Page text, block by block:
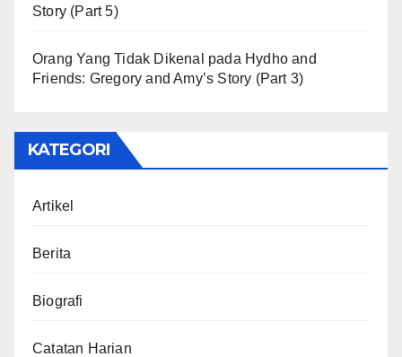
Story (Part 5)
Orang Yang Tidak Dikenal pada Hydho and
Friends: Gregory and Amy’s Story (Part 3)
KATEGORI
Artikel
Berita
Biografi
Catatan Harian